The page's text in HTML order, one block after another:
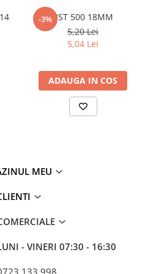
-3% BST 500 18MM
5,20 Lei
5,04 Lei
ADAUGA IN COS
MEU
- VINERI 07:30 - 16:30
133 998